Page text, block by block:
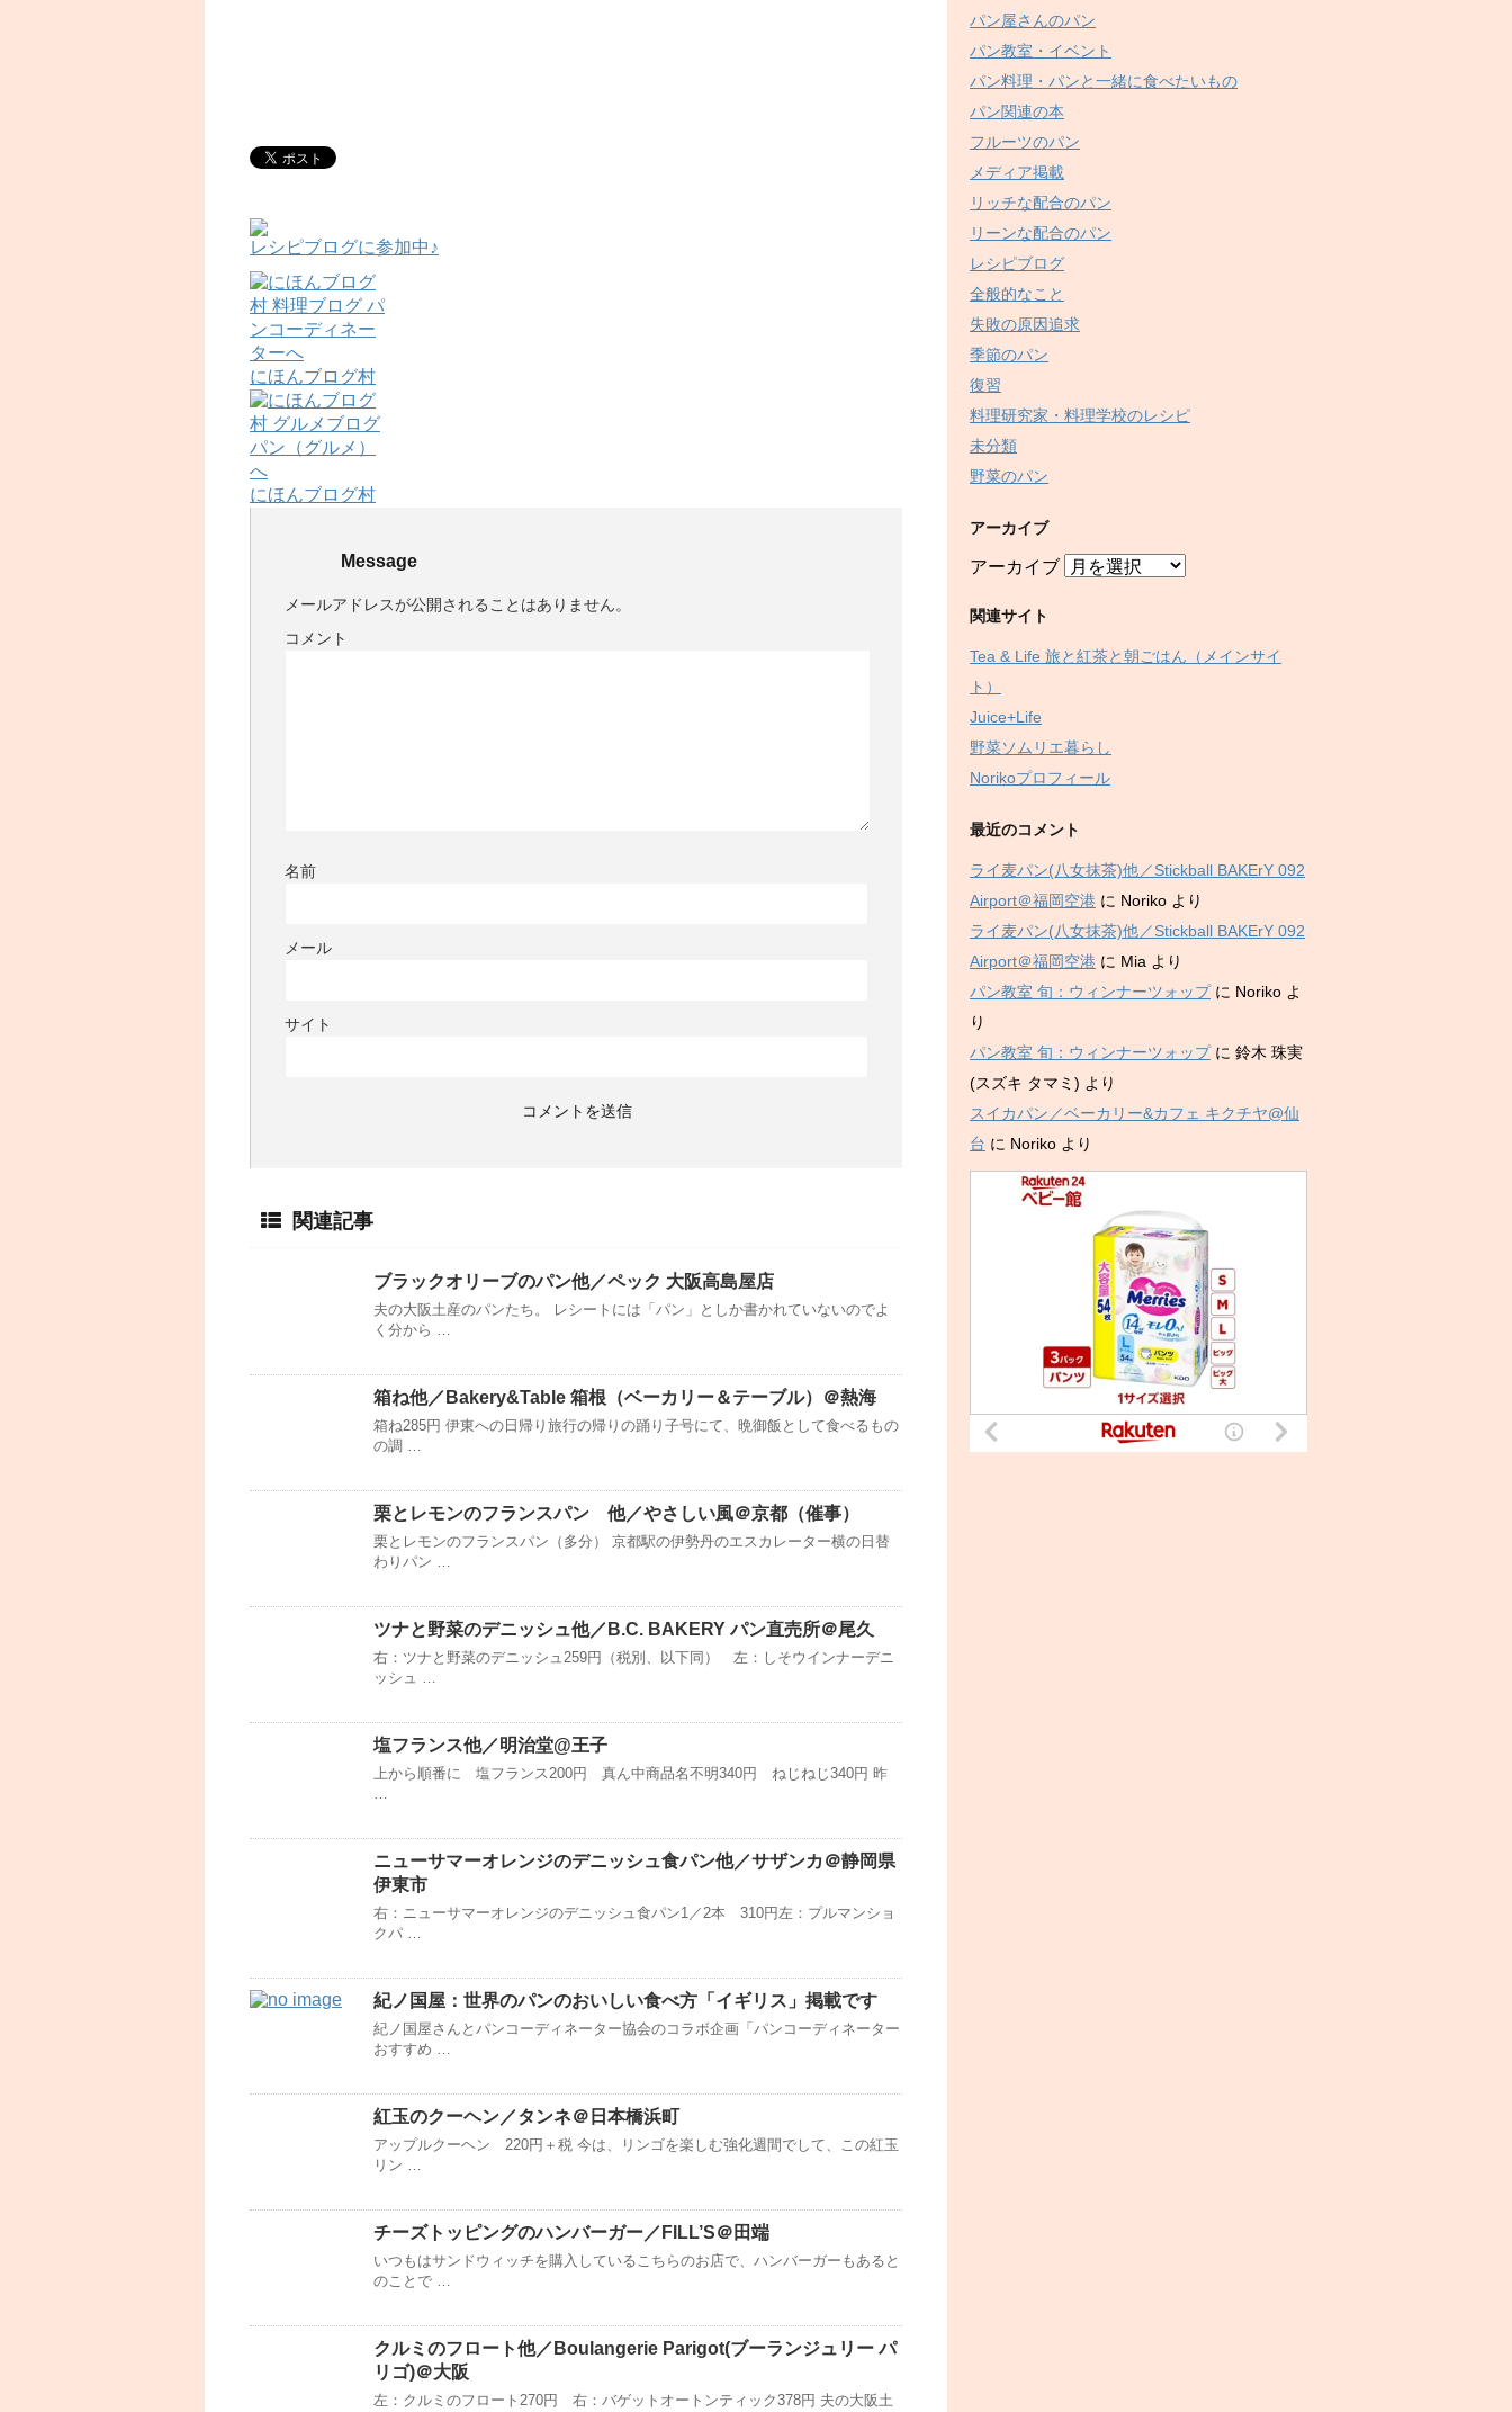
レシピブログに参加中♪
にほんブログ村
にほんブログ村
Message
メールアドレスが公開されることはありません。
コメント
名前
メール
サイト
関連記事
ブラックオリーブのパン他／ペック 大阪高島屋店
夫の大阪土産のパンたち。 レシートには「パン」としか書かれていないのでよ
く分から …
箱ね他／Bakery&Table 箱根（ベーカリー＆テーブル）＠熱海
箱ね285円 伊東への日帰り旅行の帰りの踊り子号にて、晩御飯として食べるもの
の調 …
栗とレモンのフランスパン 他／やさしい風＠京都（催事）
栗とレモンのフランスパン（多分） 京都駅の伊勢丹のエスカレーター横の日替
わりパン …
ツナと野菜のデニッシュ他／B.C. BAKERY パン直売所＠尾久
右：ツナと野菜のデニッシュ259円（税別、以下同） 左：しそウインナーデニ
ッシュ …
塩フランス他／明治堂@王子
上から順番に 塩フランス200円 真ん中商品名不明340円 ねじねじ340円 昨
…
ニューサマーオレンジのデニッシュ食パン他／サザンカ＠静岡県
伊東市
右：ニューサマーオレンジのデニッシュ食パン1／2本 310円左：プルマンショ
クパ …
紀ノ国屋：世界のパンのおいしい食べ方「イギリス」掲載です
紀ノ国屋さんとパンコーディネーター協会のコラボ企画「パンコーディネーター
おすすめ …
紅玉のクーヘン／タンネ＠日本橋浜町
アップルクーヘン 220円＋税 今は、リンゴを楽しむ強化週間でして、この紅玉
リン …
チーズトッピングのハンバーガー／FILL’S＠田端
いつもはサンドウィッチを購入しているこちらのお店で、ハンバーガーもあると
のことで …
クルミのフロート他／Boulangerie Parigot(ブーランジュリー パ
リゴ)＠大阪
左：クルミのフロート270円 右：バゲットオートンティック378円 夫の大阪土
パン屋さんのパン
パン教室・イベント
パン料理・パンと一緒に食べたいもの
パン関連の本
フルーツのパン
メディア掲載
リッチな配合のパン
リーンな配合のパン
レシピブログ
全般的なこと
失敗の原因追求
季節のパン
復習
料理研究家・料理学校のレシピ
未分類
野菜のパン
アーカイブ
アーカイブ
関連サイト
Tea & Life 旅と紅茶と朝ごはん（メインサイ
ト）
Juice+Life
野菜ソムリエ暮らし
Norikoプロフィール
最近のコメント
ライ麦パン(八女抹茶)他／Stickball BAKErY 092
Airport＠福岡空港 に Noriko より
ライ麦パン(八女抹茶)他／Stickball BAKErY 092
Airport＠福岡空港 に Mia より
パン教室 旬：ウィンナーツォップに Noriko よ
り
パン教室 旬：ウィンナーツォップに 鈴木 珠実
(スズキ タマミ) より
スイカパン／ベーカリー&カフェ キクチヤ@仙
台 に Noriko より